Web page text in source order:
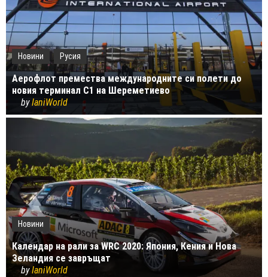
Новини Русия
Аерофлот премества международните си полети до
новия терминал C1 на Шереметиево
byIaniWorld
Новини
Календар на рали за WRC 2020: Япония, Кения и Нова
Зеландия се завръщат
byIaniWorld